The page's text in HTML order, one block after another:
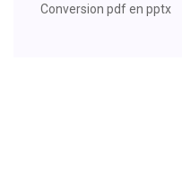
Conversion pdf en pptx